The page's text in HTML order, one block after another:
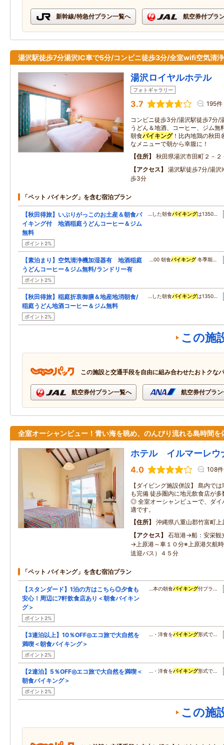
新幹線/特急付プラン一覧へ 航空券付プラ
湯沢駅徒歩7分湯沢IC車で5分/コンビニ徒歩3分/全室wifi空気清
湯沢ロイヤルホテル
フォトギャラリー
3.7 195件
コンビニ徒歩3分/湯沢駅徒歩7分/
うどん＆地酒、コーヒー、ジム無
朝食バイキング！比内地鶏の秋田
なメニューで朝から幸腹に！
住所
秋田県湯沢市田町２－２
アクセス
湯沢駅徒歩7分/湯沢
歩3分
「ペット バイキング」を含む宿泊プラン
【秋田得旅】いぶりがっこのお土産＆朝食バ
イキング付 地酒稲庭うどんコーヒー＆ジム
無料
ポイント2%
…した朝食バイキングは1350…
【素泊まり】空気清浄機加湿器有 地酒稲庭
うどんコーヒー＆ジム無料/ランドリー有
ポイント2%
…00 朝食バイキング冬季期…
【秋田得旅】稲庭折衷御膳＆地産地消朝食/
稲庭うどん地酒コーヒー＆ジム無料
ポイント2%
…した朝食バイキングは1350…
この施
この施設と交通手段を自由に組み合わせたおトクな
航空券付プラン一覧へ 航空券付プラ
全室オーシャンビュー！青い海を眺め、のんびり流れる島時間を
ホテル イルマーレウ
4.0 108件
【ダイビング施設併設】 島内で
も完備 徒歩圏内に地元飲食店が
◎ 全室オーシャンビューで、ダイ
適です。
住所
沖縄県八重山郡竹富町
アクセス
石垣港→船：安栄観
→上原港～車１０分※上原港欠航
送迎バス）４５分
「ペット バイキング」を含む宿泊プラン
【スタンダード】1泊の方はこちら◎夕食も
安心！周辺に7軒飲食店あり＜朝食バイキン
グ＞
ポイント2%
…本の朝食バイキング付プラ…
【3連泊以上】10％OFF◎エコ旅で大自然を
満喫＜朝食バイキング＞
ポイント2%
…・洋食をバイキング形式で…
【2連泊】5％OFF◎エコ旅で大自然を満喫＜
朝食バイキング＞
ポイント2%
…・洋食をバイキング形式で…
この施